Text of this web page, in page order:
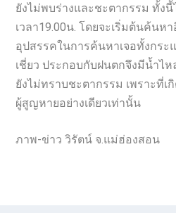
ยังไม่พบร่างและชะตากรรม ทั้ง
เวลา19.00น. โดยจะเริ่มต้นค้นห
อุปสรรคในการค้นหาเจอทั้งกระ
เชี่ยว ประกอบกับฝนตกจึงมีน้ำไ
ยังไม่ทราบชะตากรรม เพราะที่เ
ผู้สูญหายอย่างเดียวเท่านั้น
ภาพ-ข่าว วิรัตน์ จ.แม่ฮ่องสอน